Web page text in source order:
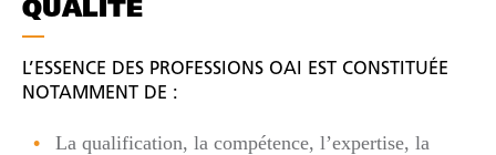
QUALITÉ
L’ESSENCE DES PROFESSIONS OAI EST CONSTITUÉE
NOTAMMENT DE :
La qualification, la compétence, l’expertise, la